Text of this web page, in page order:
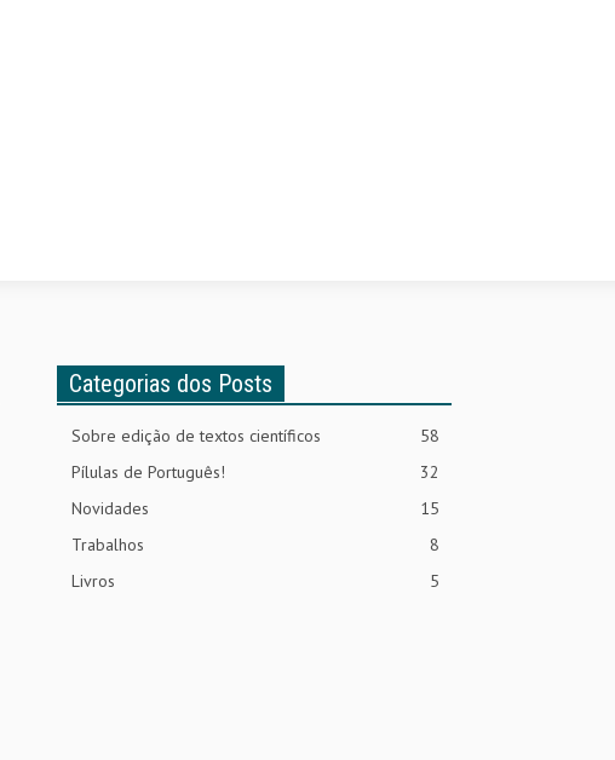
Categorias dos Posts
Sobre edição de textos científicos
58
Pílulas de Português!
32
Novidades
15
Trabalhos
8
Livros
5